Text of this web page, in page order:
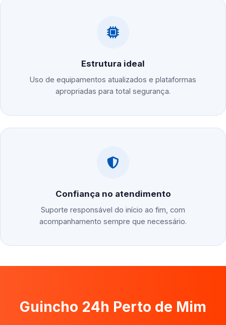
Estrutura ideal
Uso de equipamentos atualizados e plataformas
apropriadas para total segurança.
Confiança no atendimento
Suporte responsável do início ao fim, com
acompanhamento sempre que necessário.
Guincho 24h Perto de Mim